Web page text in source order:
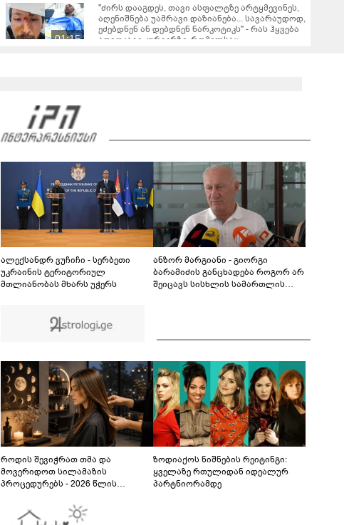
01:15
"ძირს დააგდეს, თავი ასფალტზე არტყმევინეს,
აღენიშნება უამრავი დაზიანება... სავარაუდოდ,
ეძებდნენ ან დებდნენ ნარკოტიკს" - რას ჰყვება
ადვოკატი კურიერზე, რომელსაც
03:24
ნანუკა ჟორჟოლიანი ვიდეომიმართვას
ავრცელებს - "მე და ეკას ვრცელი მიმოწერა
გვქონდა"
01:27
ვრცელდება ფიზიკური დაპირისპირების
კადრები ბათუმიდან - რა მოხდა ბაგრატიონის
ქუჩაზე?
ალექსანდრ ვუჩიჩი - სერბეთი
უკრაინის ტერიტორიულ
მთლიანობას მხარს უჭერს
ანზორ მარგიანი - გიორგი
ბარამიძის განცხადება როგორ არ
შეიცავს სისხლის სამართლის
როდის შევიჭრათ თმა და
მოვერიდოთ სილამაზის
პროცედურებს - 2026 წლის
გზამკვლევი
ზოდიაქოს ნიშნების რეიტინგი:
ყველაზე რთულიდან იდეალურ
პარტნიორამდე